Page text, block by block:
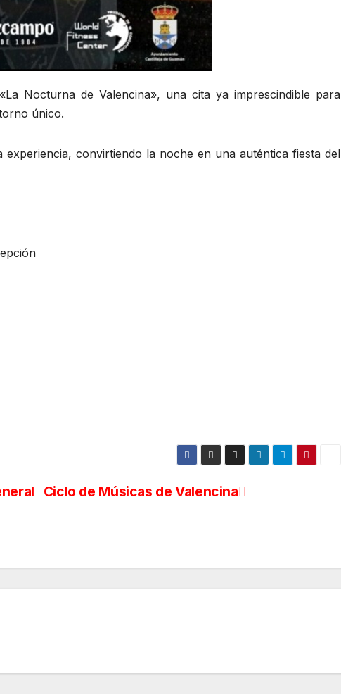
Nocturna de Valencina», una cita ya imprescindible para
único.
experiencia, convirtiendo la noche en una auténtica fiesta del
Ciclo de Músicas de Valencina